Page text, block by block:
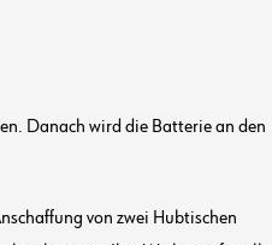
Danach wird die Batterie an den
von zwei Hubtischen